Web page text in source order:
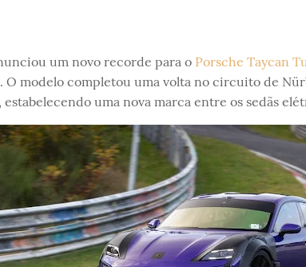
um novo recorde para o Porsche Taycan
O modelo completou uma volta no circuito de
estabelecendo uma nova marca entre os sedãs